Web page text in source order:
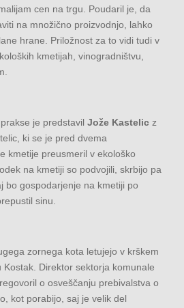
cen na trgu. Poudaril je, da
na množično proizvodnjo, lahko
hrane. Priložnost za to vidi tudi v
kmetijah, vinogradništvu,
je predstavil Jože Kastelic z
ki se je pred dvema
kmetije preusmeril v ekološko
na kmetiji so podvojili, skrbijo pa
bo gospodarjenje na kmetiji po
sinu.
zornega kota letujejo v krškem
Kostak. Direktor sektorja komunale
o osveščanju prebivalstva o
kot porabijo, saj je velik del